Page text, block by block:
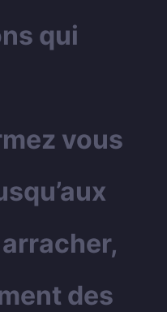
qui
vous
des